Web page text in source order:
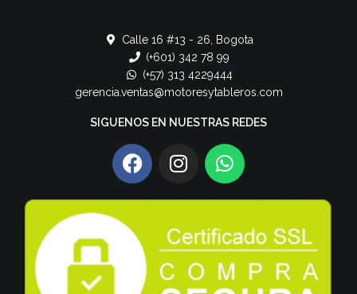
Calle 16 #13 - 26, Bogota
(+601) 342 78 99
(+57) 313 4229444
gerencia.ventas@motoresytableros.com
SIGUENOS EN NUESTRAS REDES